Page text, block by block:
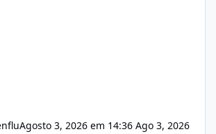
Agosto 3, 2026 em 14:36 Ago 3, 2026